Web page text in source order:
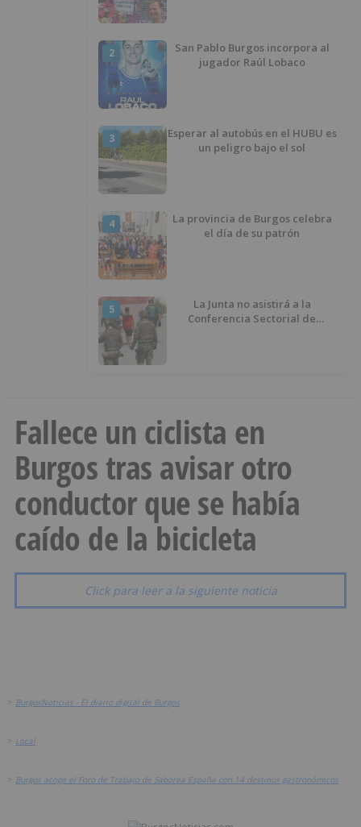
2
San Pablo Burgos incorpora al
jugador Raúl Lobaco
3
Esperar al autobús en el HUBU es
un peligro bajo el sol
4
La provincia de Burgos celebra
el día de su patrón
5
La Junta no asistirá a la
Conferencia Sectorial de
Fallece un ciclista en
Burgos tras avisar otro
conductor que se había
caído de la bicicleta
Click para leer a la siguiente noticia
> BurgosNoticias - El diario digital de Burgos
> Local
> Burgos acoge el Foro de Trabajo de Saborea España con 14 destinos gastronómicos